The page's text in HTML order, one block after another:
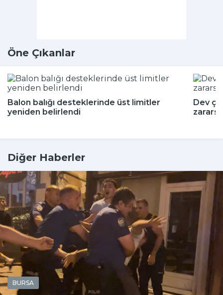
Öne Çıkanlar
Balon balığı desteklerinde üst limitler
yeniden belirlendi
Dev
Diğer Haberler
BURSA